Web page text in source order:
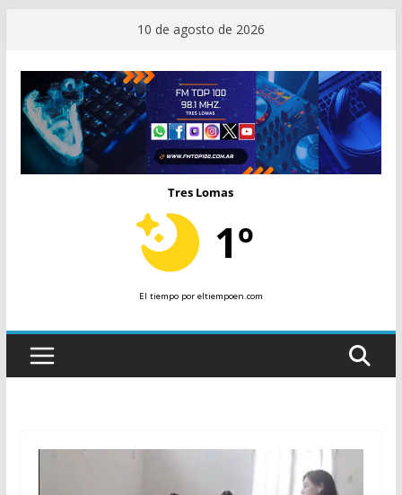
contenido
10 de agosto de 2026
Tres Lomas
1º
El tiempopor eltiempoen.com